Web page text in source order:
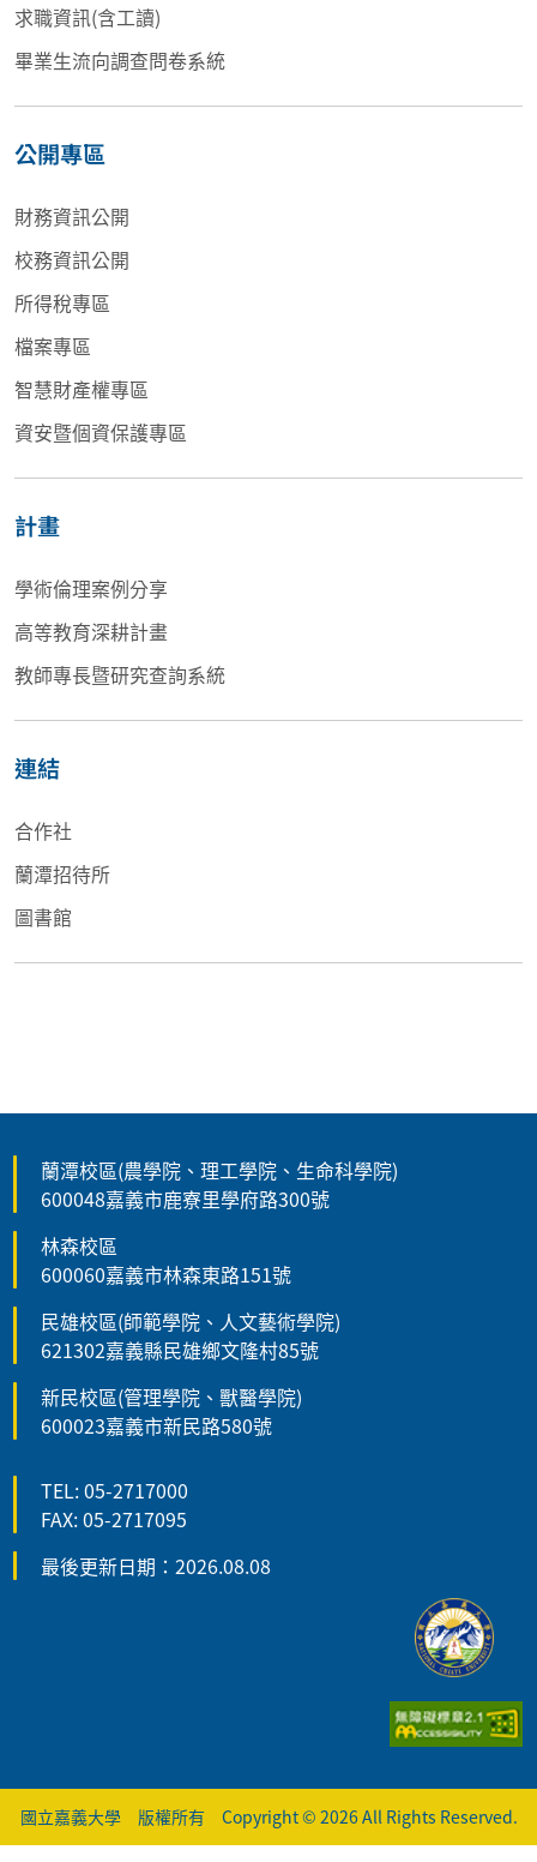
求職資訊(含工讀)
畢業生流向調查問卷系統
公開專區
財務資訊公開
校務資訊公開
所得稅專區
檔案專區
智慧財產權專區
資安暨個資保護專區
計畫
學術倫理案例分享
高等教育深耕計畫
教師專長暨研究查詢系統
連結
合作社
蘭潭招待所
圖書館
蘭潭校區(農學院、理工學院、生命科學院)
600048嘉義市鹿寮里學府路300號
林森校區
600060嘉義市林森東路151號
民雄校區(師範學院、人文藝術學院)
621302嘉義縣民雄鄉文隆村85號
新民校區(管理學院、獸醫學院)
600023嘉義市新民路580號
TEL: 05-2717000
FAX: 05-2717095
最後更新日期：2026.08.08
國立嘉義大學 版權所有 Copyright © 2026 All Rights Reserved.